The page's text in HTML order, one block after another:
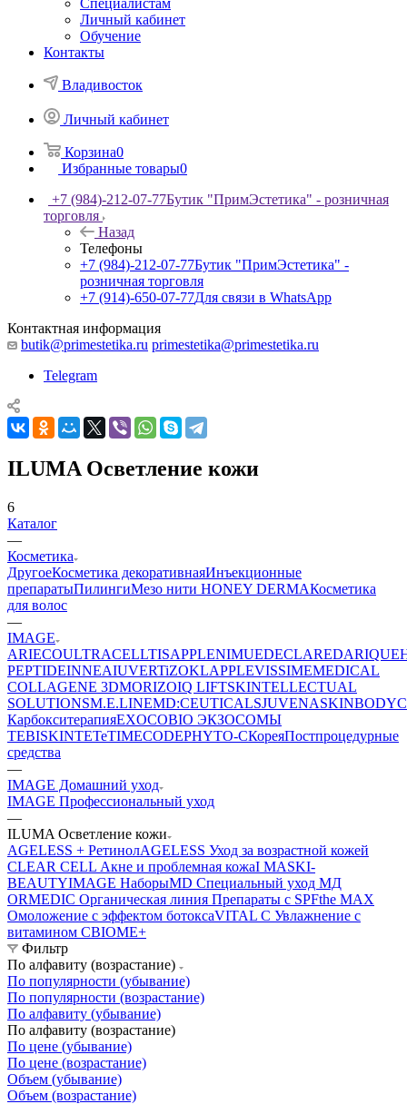
Специалистам
Личный кабинет
Обучение
Контакты
Владивосток
Личный кабинет
Корзина0
Избранные товары0
+7 (984)-212-07-77Бутик "ПримЭстетика" - розничная
торговля
Назад
Телефоны
+7 (984)-212-07-77Бутик "ПримЭстетика" -
розничная торговля
+7 (914)-650-07-77Для связи в WhatsApp
Контактная информация
butik@primestetika.ru primestetika@primestetika.ru
Telegram
ILUMA Осветление кожи
6
Каталог
—
Косметика
ДругоеКосметика декоративнаяИнъекционные
препаратыПилингиМезо нити HONEY DERMAКосметика
для волос
—
IMAGE
ARIECOULTRACELLTISAPPLENIMUEDECLAREDARIQUE
PEPTIDEINNEAIUVERTiZOKLAPPLEVISSIMEMEDICAL
COLLAGENE 3DMORIZOIQ LIFTSKINTELLECTUAL
SOLUTIONSM.E.LINEMD:CEUTICALSJUVENASKINBODY
КарбокситерапияEXOCOBIO ЭКЗОСОМЫ
TEBISKINTETeTIMECODEPHYTO-CКореяПостпроцедурные
средства
—
IMAGE Домашний уход
IMAGE Профессиональный уход
—
ILUMA Осветление кожи
AGELESS + РетинолAGELESS Уход за возрастной кожей
CLEAR CELL Акне и проблемная кожаI MASKI-
BEAUTYIMAGE НаборыMD Специальный уход МД
ORMEDIC Органическая линия Препараты с SPFthe MAX
Омоложение с эффектом ботоксаVITAL C Увлажнение с
витамином СBIOME+
Фильтр
По алфавиту (возрастание)
По популярности (убывание)
По популярности (возрастание)
По алфавиту (убывание)
По алфавиту (возрастание)
По цене (убывание)
По цене (возрастание)
Объем (убывание)
Объем (возрастание)